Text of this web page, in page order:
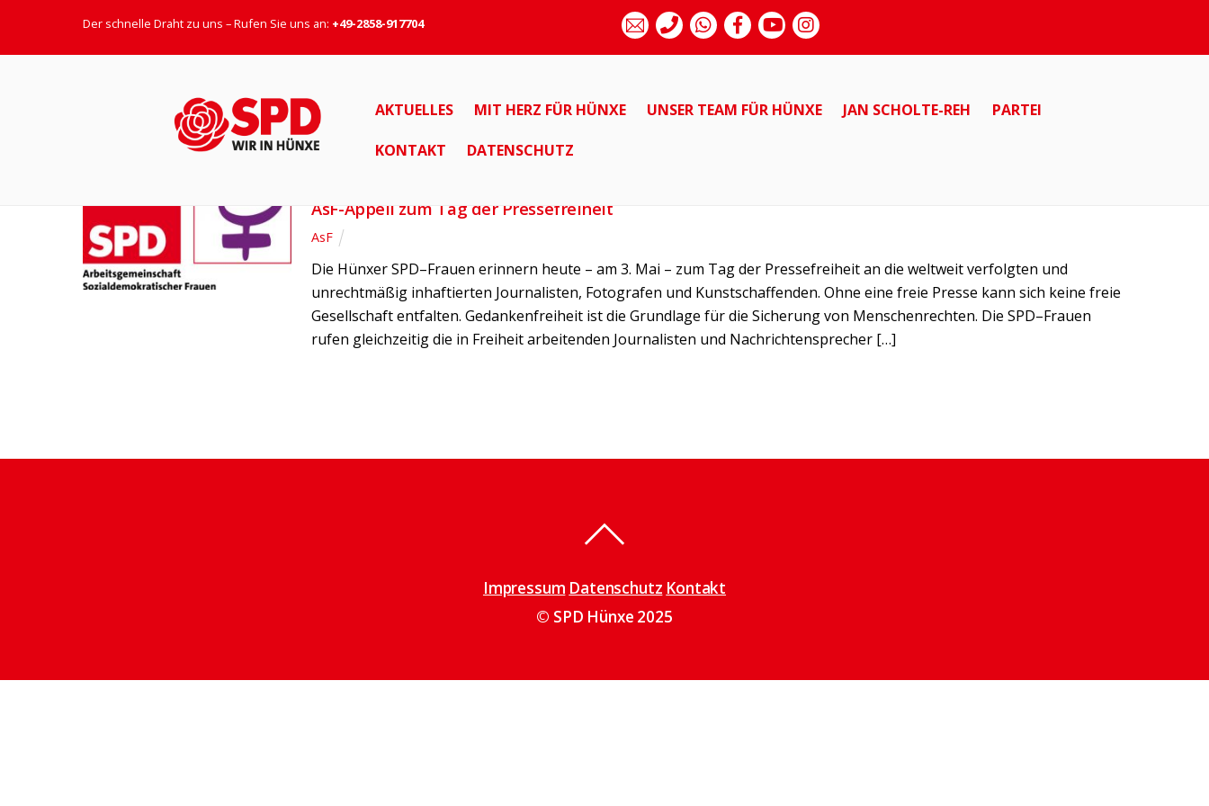
Der schnelle Draht zu uns – Rufen Sie uns an: +49-2858-917704
AKTUELLES MIT HERZ FÜR HÜNXE UNSER TEAM FÜR HÜNXE JAN SCHOLTE-REH PARTEI
KONTAKT DATENSCHUTZ
AsF-Appell zum Tag der Pressefreiheit
AsF
Die Hünxer SPD–Frauen erinnern heute – am 3. Mai – zum Tag der Pressefreiheit an die weltweit verfolgten und
unrechtmäßig inhaftierten Journalisten, Fotografen und Kunstschaffenden. Ohne eine freie Presse kann sich keine freie
Gesellschaft entfalten. Gedankenfreiheit ist die Grundlage für die Sicherung von Menschenrechten. Die SPD–Frauen
rufen gleichzeitig die in Freiheit arbeitenden Journalisten und Nachrichtensprecher […]
Impressum Datenschutz Kontakt
© SPD Hünxe 2025